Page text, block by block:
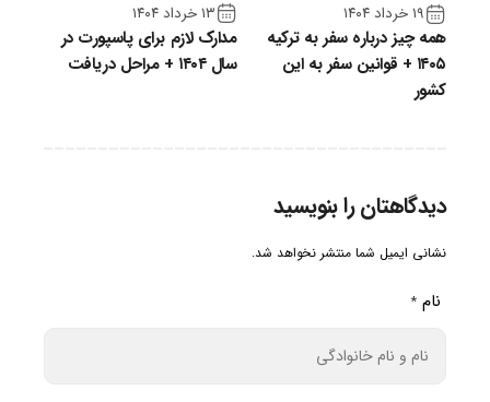
۱۹ خرداد ۱۴۰۴
همه چیز درباره سفر به ترکیه
۱۴۰۵ + قوانین سفر به این
کشور
۱۳ خرداد ۱۴۰۴
مدارک لازم برای پاسپورت در
سال ۱۴۰۴ + مراحل دریافت
دیدگاهتان را بنویسید
نشانی ایمیل شما منتشر نخواهد شد.
نام *